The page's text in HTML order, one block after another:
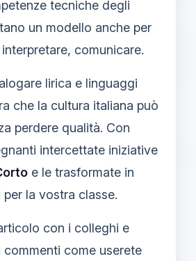
tecniche degli
un modello anche per
comunicare.
lirica e linguaggi
che la cultura italiana può
perdere qualità. Con
intercettate iniziative
e le trasformate in
la vostra classe.
con i colleghi e
come userete